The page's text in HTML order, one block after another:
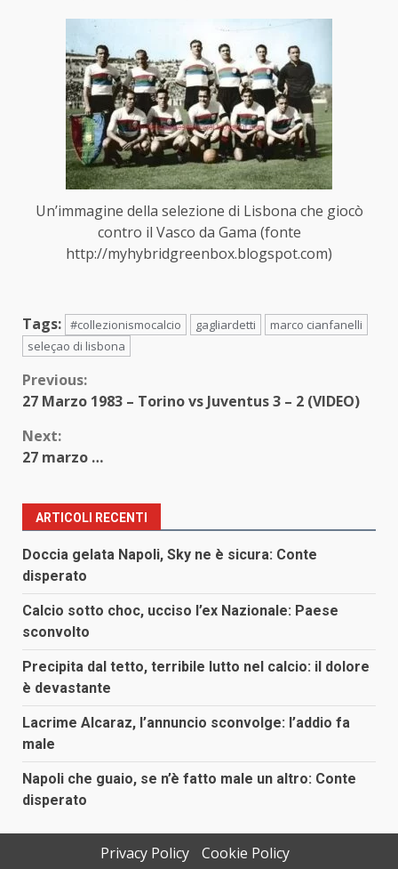
Un’immagine della selezione di Lisbona che giocò
contro il Vasco da Gama (fonte
http://myhybridgreenbox.blogspot.com)
Tags: #collezionismocalcio gagliardetti
marco cianfanelli
seleçao di lisbona
Continue
Previous:
27 Marzo 1983 – Torino vs Juventus 3 – 2 (VIDEO)
Next:
27 marzo …
ARTICOLI RECENTI
Doccia gelata Napoli, Sky ne è sicura: Conte
disperato
Calcio sotto choc, ucciso l’ex Nazionale: Paese
sconvolto
Precipita dal tetto, terribile lutto nel calcio: il dolore
è devastante
Lacrime Alcaraz, l’annuncio sconvolge: l’addio fa
male
Napoli che guaio, se n’è fatto male un altro: Conte
disperato
Privacy Policy Cookie Policy